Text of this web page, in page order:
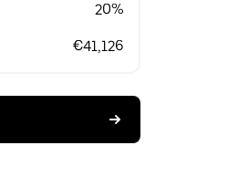
20%
€41,126